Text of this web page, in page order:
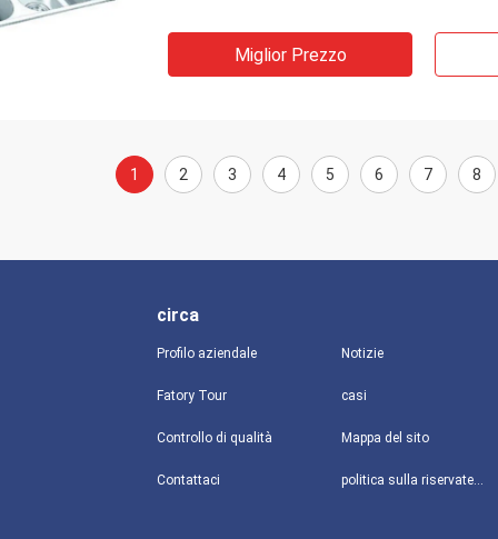
Miglior Prezzo
1 2 3 4 5 6 7 8
circa
Profilo aziendale
Fatory Tour
Controllo di qualità
Contattaci
Notizie
casi
Mappa del sito
politica sulla riservatezza